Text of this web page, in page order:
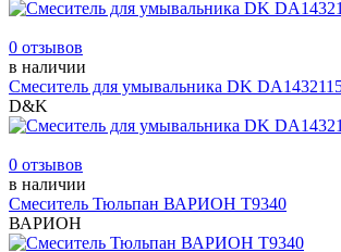
0 отзывов
в наличии
Смеситель для умывальника DK
D&K
0 отзывов
в наличии
Смеситель Тюльпан ВАРИОН Т9340
ВАРИОН